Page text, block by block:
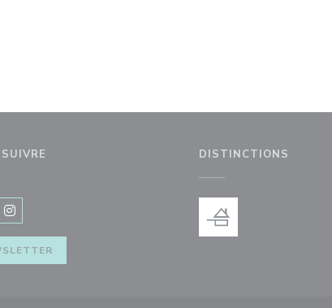
((ouvre une nouvelle fenêtre))
Instagram ((ouvre une nouvelle fenêtre))
DISTINCTIONS